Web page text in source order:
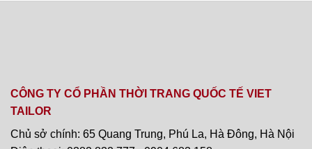
CÔNG TY CỔ PHẦN THỜI TRANG QUỐC TẾ VIET
TAILOR
Chủ sở chính: 65 Quang Trung, Phú La, Hà Đông, Hà Nội